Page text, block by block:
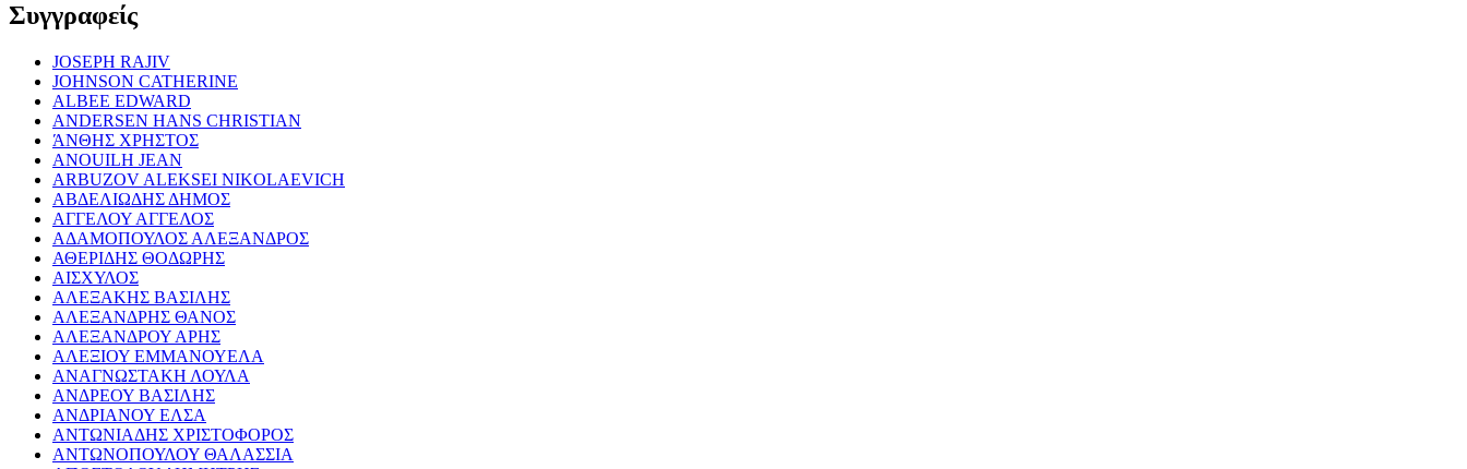
Συγγραφείς
JOSEPH RAJIV
JOHNSON CATHERINE
ALBEE EDWARD
ANDERSEN HANS CHRISTIAN
ΆΝΘΗΣ ΧΡΗΣΤΟΣ
ANOUILH JEAN
ARBUZOV ALEKSEI NIKOLAEVICH
ΑΒΔΕΛΙΩΔΗΣ ΔΗΜΟΣ
ΑΓΓΕΛΟΥ ΑΓΓΕΛΟΣ
ΑΔΑΜΟΠΟΥΛΟΣ ΑΛΕΞΑΝΔΡΟΣ
ΑΘΕΡΙΔΗΣ ΘΟΔΩΡΗΣ
ΑΙΣΧΥΛΟΣ
ΑΛΕΞΑΚΗΣ ΒΑΣΙΛΗΣ
ΑΛΕΞΑΝΔΡΗΣ ΘΑΝΟΣ
ΑΛΕΞΑΝΔΡΟΥ ΑΡΗΣ
ΑΛΕΞΙΟΥ ΕΜΜΑΝΟΥΕΛΑ
ΑΝΑΓΝΩΣΤΑΚΗ ΛΟΥΛΑ
ΑΝΔΡΕΟΥ ΒΑΣΙΛΗΣ
ΑΝΔΡΙΑΝΟΥ ΕΛΣΑ
ΑΝΤΩΝΙΑΔΗΣ ΧΡΙΣΤΟΦΟΡΟΣ
ΑΝΤΩΝΟΠΟΥΛΟΥ ΘΑΛΑΣΣΙΑ